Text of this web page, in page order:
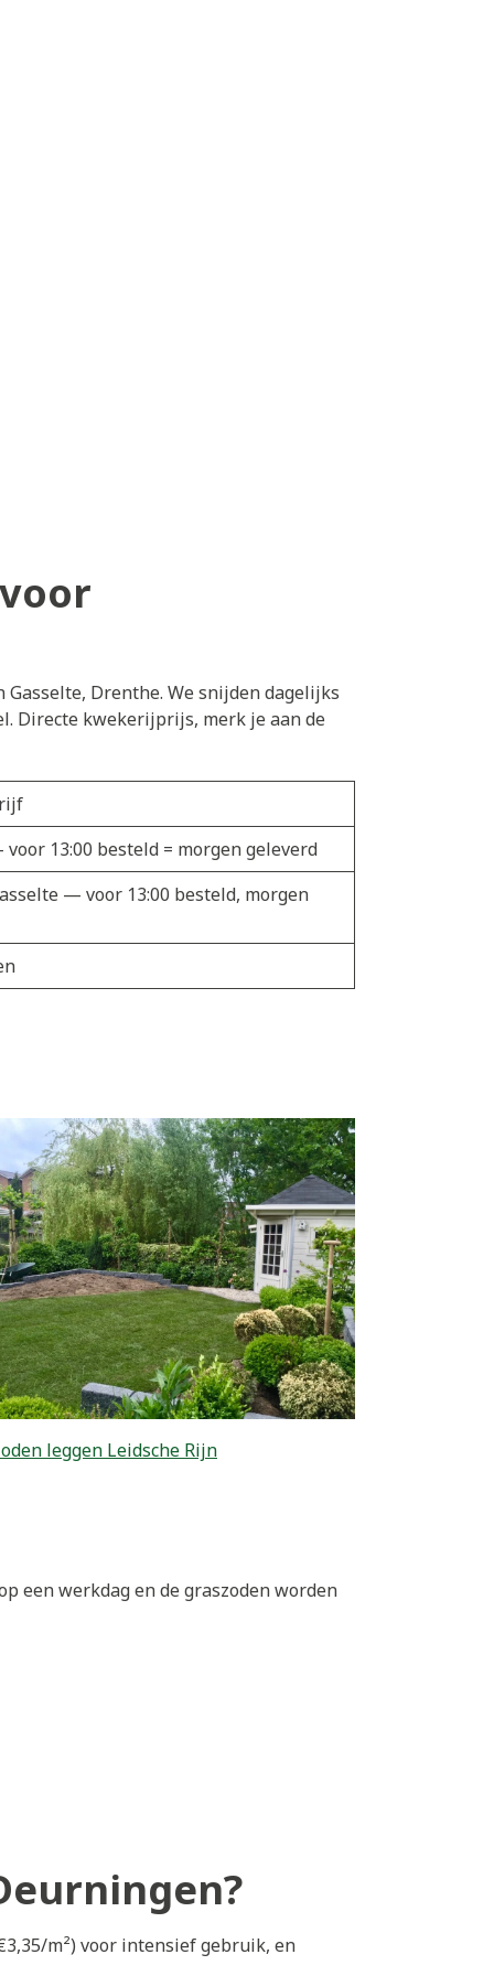
Drenthe. We snijden dagelijks
Directe kwekerijprijs, merk je aan de
13:00 besteld = morgen geleverd
— voor 13:00 besteld, morgen
leggen Leidsche Rijn
een werkdag en de graszoden worden
m²) voor intensief gebruik, en